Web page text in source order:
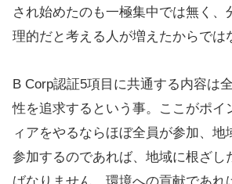
され始めたのも一極集中では無く、
理的だと考える人が増えたからでは
B Corp認証5項目に共通する内容は
性を追求するという事。ここがポイ
ィアをやるならほぼ全員が参加、地
参加するのであれば、地域に根ざし